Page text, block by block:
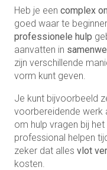
Heb je een complex
goed waar te
professionele hulp
aanvatten in
zijn verschillende
vorm kunt geven.
Je kunt bijvoorbeeld
voorbereidende werk
om hulp vragen bij
professional helpen
zeker dat alles vlot
kosten.